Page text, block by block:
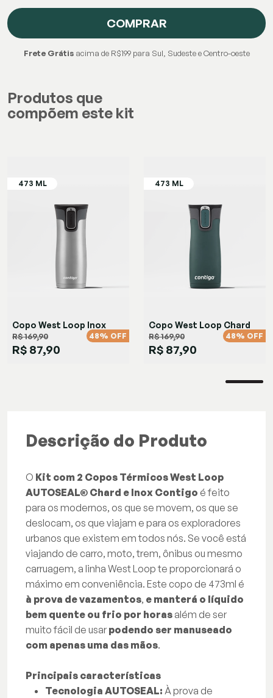
COMPRAR
Frete Grátisacima de R$199 para Sul, Sudeste e Centro-oeste
Produtos que
compõem este kit
Copo West Loop Inox
R$ 169,90
R$ 87,90
48% OFF
Copo West Loop Chard
R$ 169,90
R$ 87,90
48% OFF
Descrição do Produto
O Kit com 2 Copos Térmicos West Loop
AUTOSEAL® Chard e Inox Contigo é feito
para os modernos, os que se movem, os que se
deslocam, os que viajam e para os exploradores
urbanos que existem em todos nós. Se você está
viajando de carro, moto, trem, ônibus ou mesmo
carruagem, a linha West Loop te proporcionará o
máximo em conveniência. Este copo de 473ml é
à prova de vazamentos, e manterá o líquido
bem quente ou frio por horas além de ser
muito fácil de usar podendo ser manuseado
com apenas uma das mãos.
Principais características
Tecnologia AUTOSEAL: À prova de